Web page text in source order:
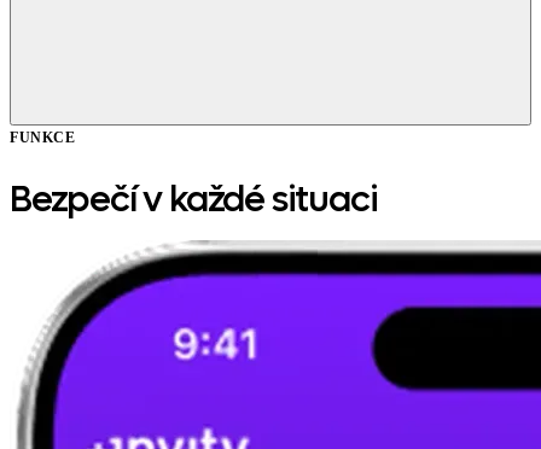
FUNKCE
Bezpečí v každé situaci